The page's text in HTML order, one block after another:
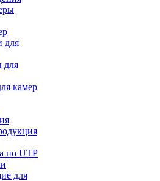
для
для
камер
по UTP
для